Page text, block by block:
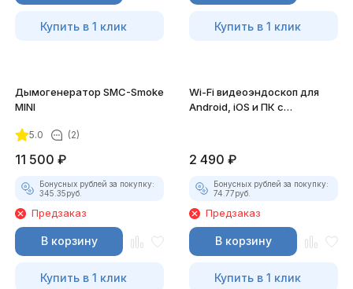
Купить в 1 клик Купить в 1 клик
Дымогенератор SMC-Smoke
MINI
5.0 (2)
11 500 ₽
Бонусных рублей за покупку:
345.35руб.
Предзаказ
В корзину
Купить в 1 клик
Wi-Fi видеоэндоскоп для
Android, iOS и ПК с
2 490 ₽
Бонусных рублей за покупку:
74.77руб.
Предзаказ
В корзину
Купить в 1 клик